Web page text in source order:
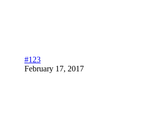
#123
February 17, 2017